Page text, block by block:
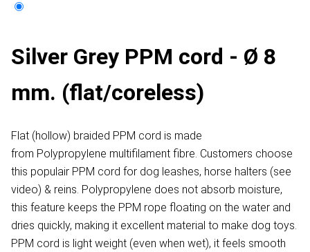
Silver Grey PPM cord - Ø 8
mm. (flat/coreless)
Flat (hollow) braided PPM cord is made
from Polypropylene multifilament fibre. Customers choose
this populair PPM cord for dog leashes, horse halters (see
video) & reins. Polypropylene does not absorb moisture,
this feature keeps the PPM rope floating on the water and
dries quickly, making it excellent material to make dog toys.
PPM cord is light weight (even when wet), it feels smooth